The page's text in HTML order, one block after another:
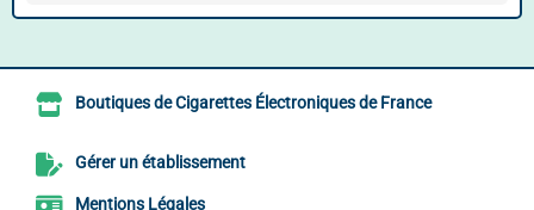
Boutiques de Cigarettes Électroniques de France
Gérer un établissement
Mentions Légales